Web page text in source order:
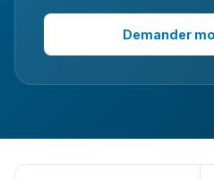
Demander